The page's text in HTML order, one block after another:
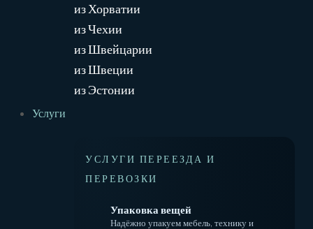
из Хорватии
из Чехии
из Швейцарии
из Швеции
из Эстонии
Услуги
УСЛУГИ ПЕРЕЕЗДА И
ПЕРЕВОЗКИ
Упаковка вещей
Надёжно упакуем мебель, технику и